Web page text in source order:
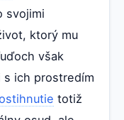
svojimi
ktorý mu
však
ich prostredím
totiž